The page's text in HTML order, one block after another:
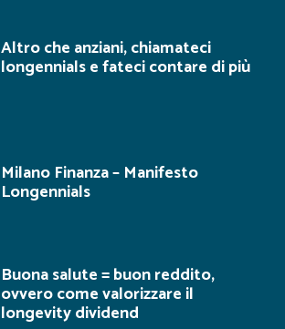
Altro che anziani, chiamateci
longennials e fateci contare di più
Milano Finanza – Manifesto
Longennials
Buona salute = buon reddito,
ovvero come valorizzare il
longevity dividend